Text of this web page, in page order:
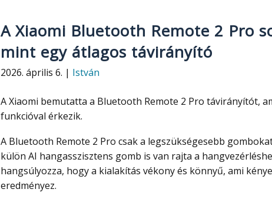
A Xiaomi Bluetooth Remote 2 Pro
mint egy átlagos távirányító
2026. április 6. | István
A Xiaomi bemutatta a Bluetooth Remote 2 Pro távirányítót,
funkcióval érkezik.
A Bluetooth Remote 2 Pro csak a legszükségesebb gombokat kapta meg, emellett
külön AI hangasszisztens gomb is van rajta a
hangsúlyozza, hogy a kialakítás vékony és könnyű, ami
eredményez.